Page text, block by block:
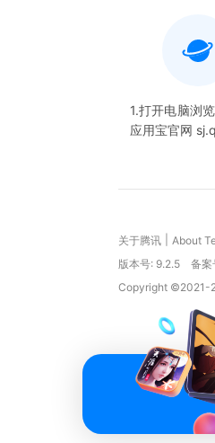
1.打开电脑浏
应用宝官网
关于腾讯 About
版本号: 9.2.5 备
Copyright ©2021-